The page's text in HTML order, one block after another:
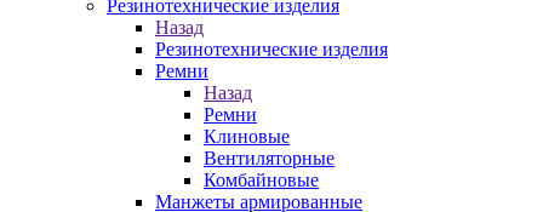
Резинотехнические изделия
Назад
Резинотехнические изделия
Ремни
Назад
Ремни
Клиновые
Вентиляторные
Комбайновые
Манжеты армированные